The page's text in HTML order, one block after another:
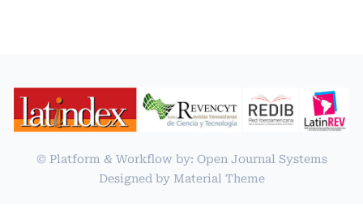
© Platform & Workflow by: Open Journal Systems
Designed by Material Theme